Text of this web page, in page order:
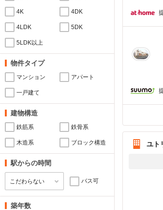
4K 4DK
4LDK 5DK
5LDK以上
物件タイプ
マンション アパート
一戸建て
建物構造
鉄筋系 鉄骨系
木造系 ブロック構造
駅からの時間
バス可
築年数
ユト